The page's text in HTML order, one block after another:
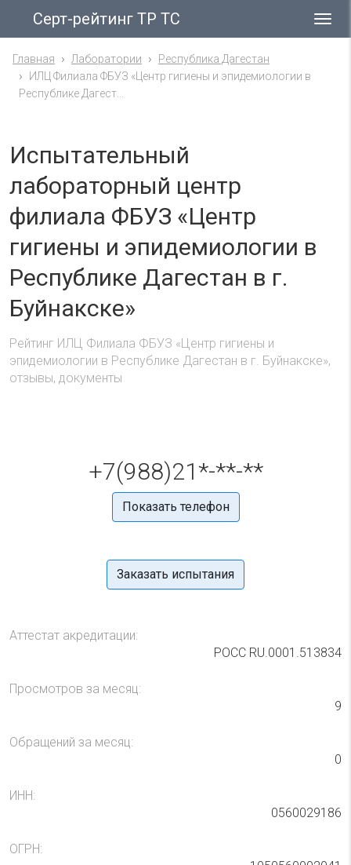
Серт-рейтинг ТР ТС
Главная Лаборатории
Республика Дагестан
ИЛЦ Филиала ФБУЗ «Центр гигиены и эпидемиологии в
Республике Дагест...
Испытательный
лабораторный центр
филиала ФБУЗ «Центр
гигиены и эпидемиологии в
Республике Дагестан в г.
Буйнакске»
Рейтинг ИЛЦ Филиала ФБУЗ «Центр гигиены и
эпидемиологии в Республике Дагестан в г. Буйнакске»,
отзывы, документы
+7(988)21*-**-**
Показать телефон
Заказать испытания
Аттестат акредитации:
РОСС RU.0001.513834
Просмотров за месяц:
9
Обращений за месяц:
0
ИНН:
0560029186
ОГРН: